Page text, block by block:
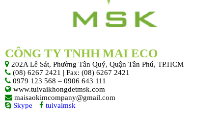
CÔNG TY TNHH MAI ECO
202A Lê Sát, Phường Tân Quý, Quận Tân Phú, TP.HCM
(08) 6267 2421 | Fax: (08) 6267 2421
0979 123 568 – 0906 643 111
www.tuivaikhongdetmsk.com
maisaokimcompany@gmail.com
Skype
tuivaimsk